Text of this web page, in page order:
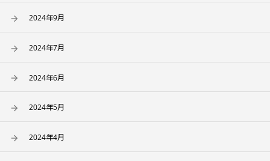
2024年9月
2024年7月
2024年6月
2024年5月
2024年4月